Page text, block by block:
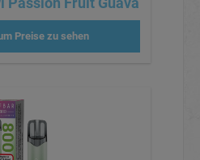
Preise zu sehen